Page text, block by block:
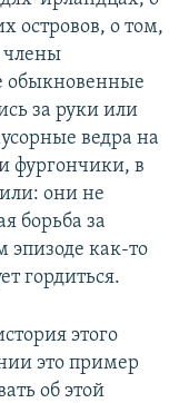
островов, о том,
члены
обыкновенные
за руки или
ведра на
фургончики, в
они не
борьба за
эпизоде как-то
гордиться.
этого
это пример
об этой